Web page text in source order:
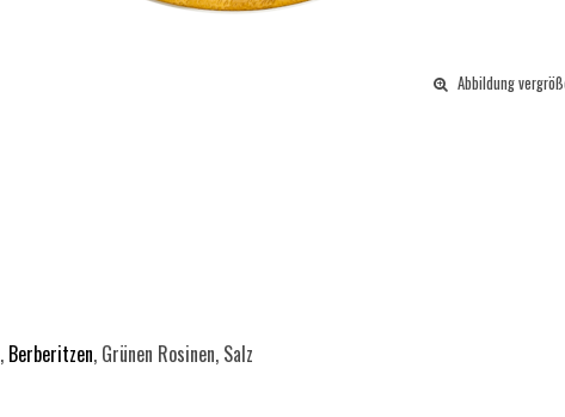
Abbildung
, Berberitzen, Grünen Rosinen, Salz